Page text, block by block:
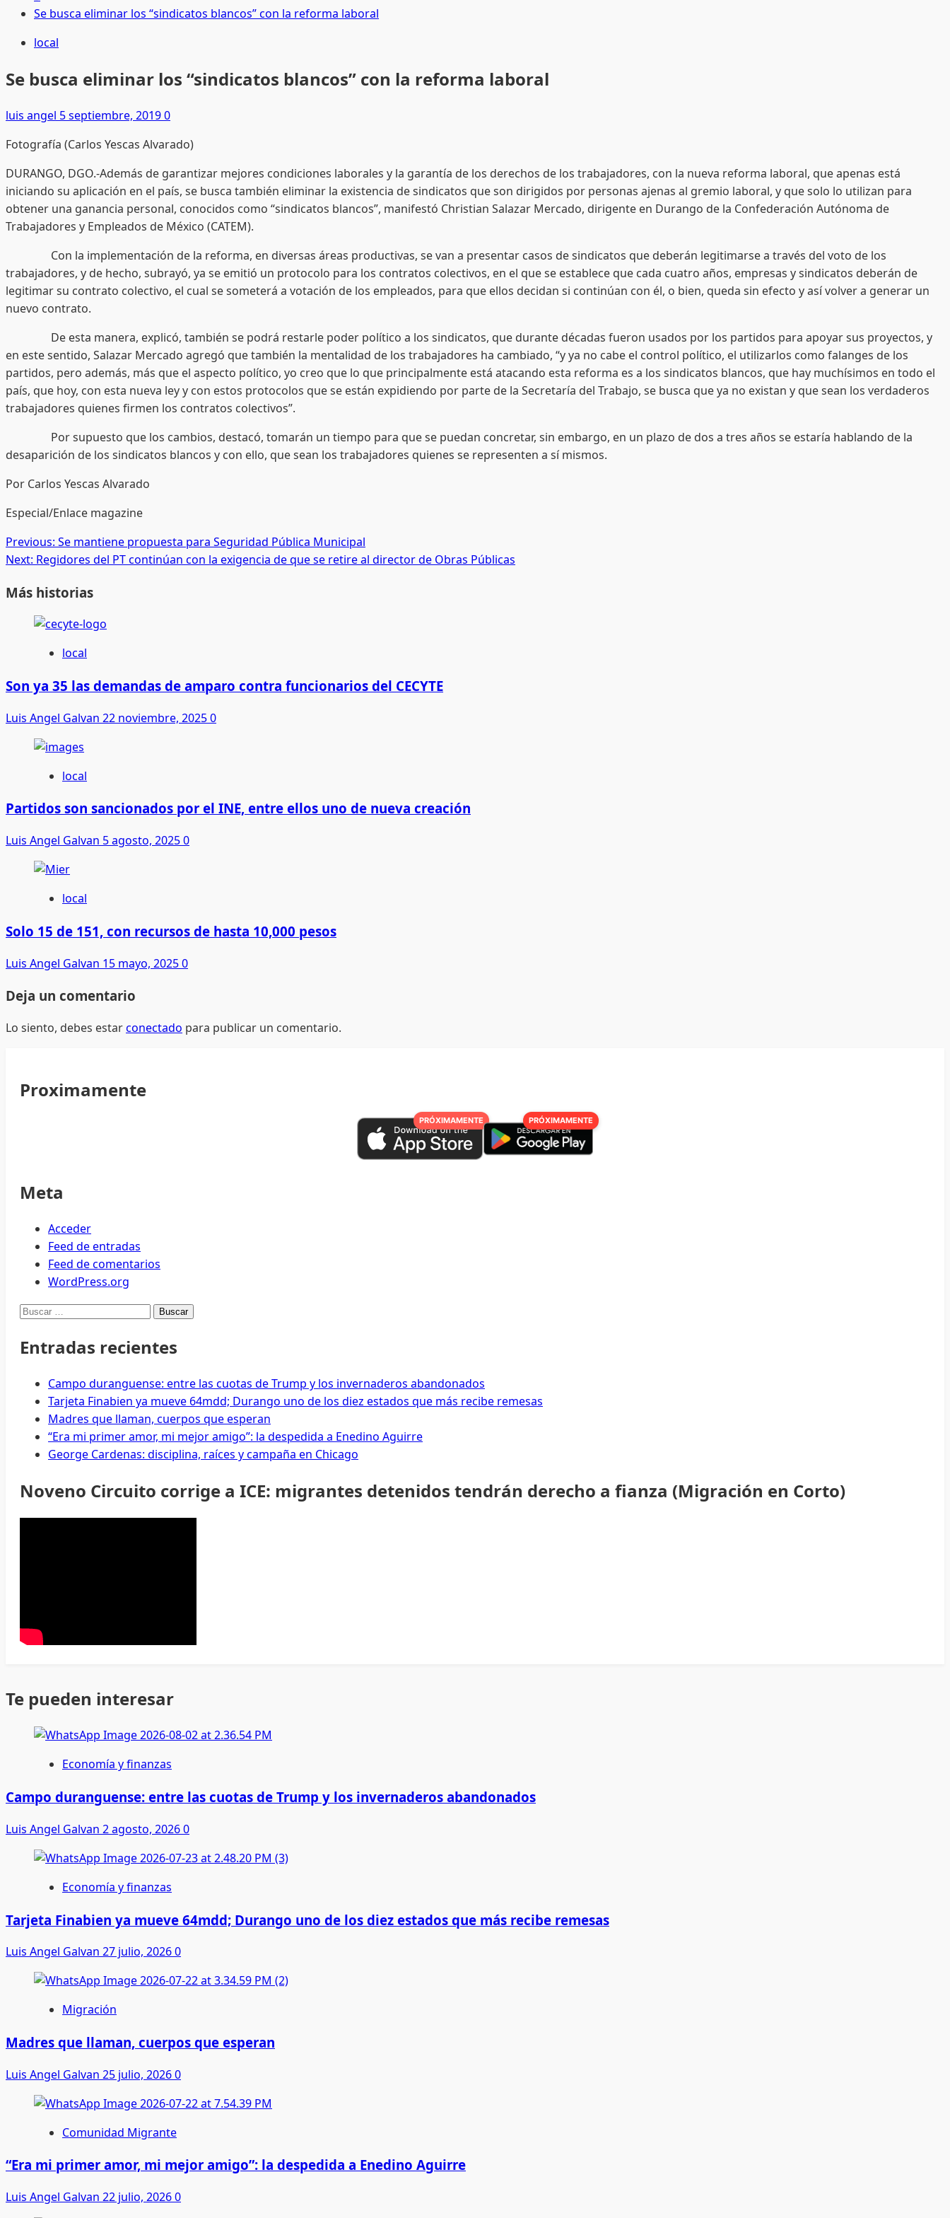
Se busca eliminar los “sindicatos blancos” con la reforma laboral
local
Se busca eliminar los “sindicatos blancos” con la reforma laboral
luis angel 5 septiembre, 20190
Fotografía (Carlos Yescas Alvarado)
DURANGO, DGO.-Además de garantizar mejores condiciones laborales y la garantía de los derechos de los trabajadores, con la nueva reforma laboral, que apenas está
iniciando su aplicación en el país, se busca también eliminar la existencia de sindicatos que son dirigidos por personas ajenas al gremio laboral, y que solo lo utilizan para
obtener una ganancia personal, conocidos como “sindicatos blancos”, manifestó Christian Salazar Mercado, dirigente en Durango de la Confederación Autónoma de
Trabajadores y Empleados de México (CATEM).
Con la implementación de la reforma, en diversas áreas productivas, se van a presentar casos de sindicatos que deberán legitimarse a través del voto de los
trabajadores, y de hecho, subrayó, ya se emitió un protocolo para los contratos colectivos, en el que se establece que cada cuatro años, empresas y sindicatos deberán de
legitimar su contrato colectivo, el cual se someterá a votación de los empleados, para que ellos decidan si continúan con él, o bien, queda sin efecto y así volver a generar un
nuevo contrato.
De esta manera, explicó, también se podrá restarle poder político a los sindicatos, que durante décadas fueron usados por los partidos para apoyar sus proyectos, y
en este sentido, Salazar Mercado agregó que también la mentalidad de los trabajadores ha cambiado, “y ya no cabe el control político, el utilizarlos como falanges de los
partidos, pero además, más que el aspecto político, yo creo que lo que principalmente está atacando esta reforma es a los sindicatos blancos, que hay muchísimos en todo el
país, que hoy, con esta nueva ley y con estos protocolos que se están expidiendo por parte de la Secretaría del Trabajo, se busca que ya no existan y que sean los verdaderos
trabajadores quienes firmen los contratos colectivos”.
Por supuesto que los cambios, destacó, tomarán un tiempo para que se puedan concretar, sin embargo, en un plazo de dos a tres años se estaría hablando de la
desaparición de los sindicatos blancos y con ello, que sean los trabajadores quienes se representen a sí mismos.
Por Carlos Yescas Alvarado
Especial/Enlace magazine
Post
navigation
Previous: Se mantiene propuesta para Seguridad Pública Municipal
Next: Regidores del PT continúan con la exigencia de que se retire al director de Obras Públicas
Más historias
local
Son ya 35 las demandas de amparo contra funcionarios del CECYTE
Luis Angel Galvan 22 noviembre, 20250
local
Partidos son sancionados por el INE, entre ellos uno de nueva creación
Luis Angel Galvan 5 agosto, 20250
local
Solo 15 de 151, con recursos de hasta 10,000 pesos
Luis Angel Galvan 15 mayo, 20250
Deja un comentario
Lo siento, debes estarconectado para publicar un comentario.
Proximamente
PRÓXIMAMENTE PRÓXIMAMENTE
Meta
Acceder
Feed de entradas
Feed de comentarios
WordPress.org
Buscar:
Entradas recientes
Campo duranguense: entre las cuotas de Trump y los invernaderos abandonados
Tarjeta Finabien ya mueve 64mdd; Durango uno de los diez estados que más recibe remesas
Madres que llaman, cuerpos que esperan
“Era mi primer amor, mi mejor amigo”: la despedida a Enedino Aguirre
George Cardenas: disciplina, raíces y campaña en Chicago
Noveno Circuito corrige a ICE: migrantes detenidos tendrán derecho a fianza (Migración en Corto)
Te pueden interesar
Economía y finanzas
Campo duranguense: entre las cuotas de Trump y los invernaderos abandonados
Luis Angel Galvan 2 agosto, 20260
Economía y finanzas
Tarjeta Finabien ya mueve 64mdd; Durango uno de los diez estados que más recibe remesas
Luis Angel Galvan 27 julio, 20260
Migración
Madres que llaman, cuerpos que esperan
Luis Angel Galvan 25 julio, 20260
Comunidad Migrante
“Era mi primer amor, mi mejor amigo”: la despedida a Enedino Aguirre
Luis Angel Galvan 22 julio, 20260